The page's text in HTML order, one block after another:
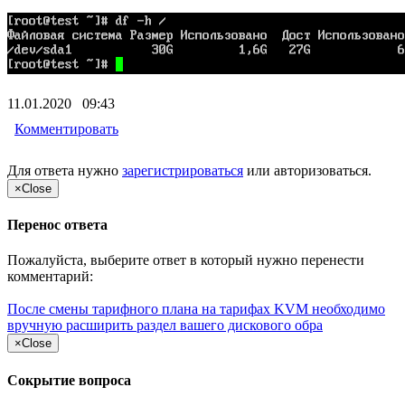
11.01.2020 09:43
Комментировать
Для ответа нужно зарегистрироваться или авторизоваться.
×Close
Перенос ответа
Пожалуйста, выберите ответ в который нужно перенести
комментарий:
После смены тарифного плана на тарифах KVM необходимо
вручную расширить раздел вашего дискового обра
×Close
Сокрытие вопроса